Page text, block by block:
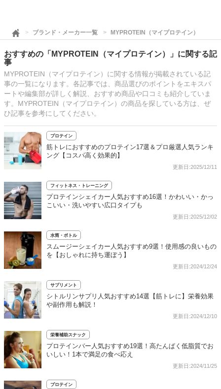
ブランド・メーカー一覧 MYPROTEIN（マイプロテイン）
おすすめの「MYPROTEIN（マイプロテイン）」に関する記
事
MYPROTEIN（マイプロテイン）に関する情報が掲載されている記
事の一覧になります。各記事では、商品選びのポイントをエキスパ
ートや編集部が詳しく解説、おすすめ商品や口コミも紹介していま
す。MYPROTEIN（マイプロテイン）の商品を探している方は、ぜ
ひ記事を参考にしてください。
プロテイン
筋トレにおすすめのプロテイン17選＆プロ厳選人気ランキ
ング【コスパ高く効果的】
更新日:2025/12/11
フィットネス・トレーニング
プロテインシェイカー人気おすすめ16選！かわいい・かっ
こいい・洗いやすい広口タイプも
更新日:2025/12/02
水筒・ボトル
スムージーシェイカー人気おすすめ9選！使用感の良いもの
を【おしゃれに持ち運ぼう】
更新日:2024/12/24
サプリメント
シトルリンサプリ人気おすすめ14選【筋トレに】栄養効果
や副作用も解説！
更新日:2024/12/10
栄養補助スナック
プロテインバー人気おすすめ19選！高たんぱく低脂質でお
いしい！1本で満足の食べ応え
更新日:2024/11/25
プロテイン